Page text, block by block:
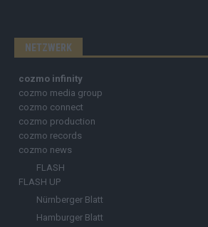
NETZWERK
cozmo infinity
cozmo media group
cozmo connect
cozmo production
cozmo records
cozmo news
FLASH
FLASH UP
Nürnberger Blatt
Hamburger Blatt